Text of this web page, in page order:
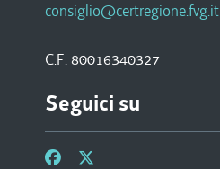
consiglio@certregione.fvg.it
C.F. 80016340327
Seguici su